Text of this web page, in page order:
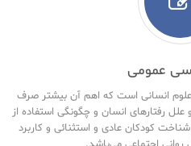
عمومی
انسانی است که اهم آن بیشتر صرف
رفتارهای انسان و چگونگی استفاده از
کودکان عادی و استثنائی و کاربرد